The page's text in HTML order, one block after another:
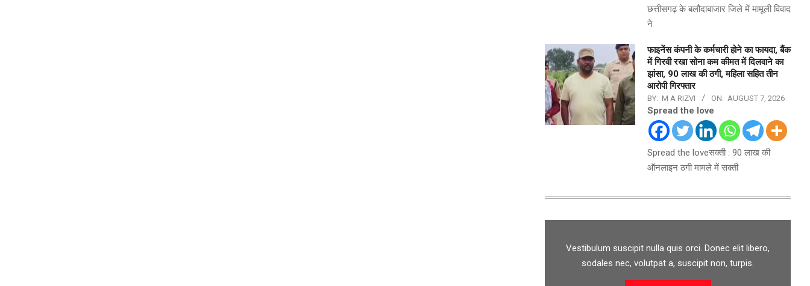
छत्तीसगढ़ के बलौदाबाजार जिले में मामूली विवाद
ने
फाइनेंस कंपनी के कर्मचारी होने का फायदा, बैंक
में गिरवी रखा सोना कम कीमत में दिलवाने का
झांसा, 90 लाख की ठगी, महिला सहित तीन
आरोपी गिरफ्तार
BY: M A RIZVI ON: AUGUST 7, 2026
Spread the love
Spread the loveसक्ती : 90 लाख की
ऑनलाइन ठगी मामले में सक्ती
Vestibulum suscipit nulla quis orci. Donec elit libero,
sodales nec, volutpat a, suscipit non, turpis.